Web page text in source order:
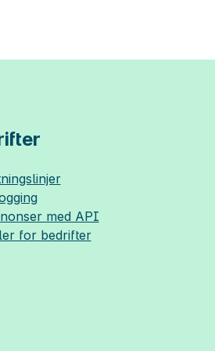
med API
for bedrifter